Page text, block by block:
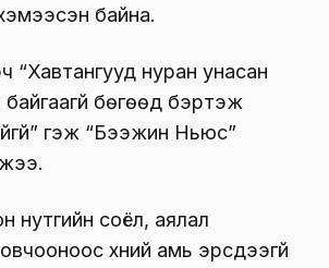
байна.
“Хавтангууд нуран унасан
бөгөөд бэртэж
гэж “Бээжин Ньюс”
нутгийн соёл, аялал
хүний ​​амь эрсдээгүй